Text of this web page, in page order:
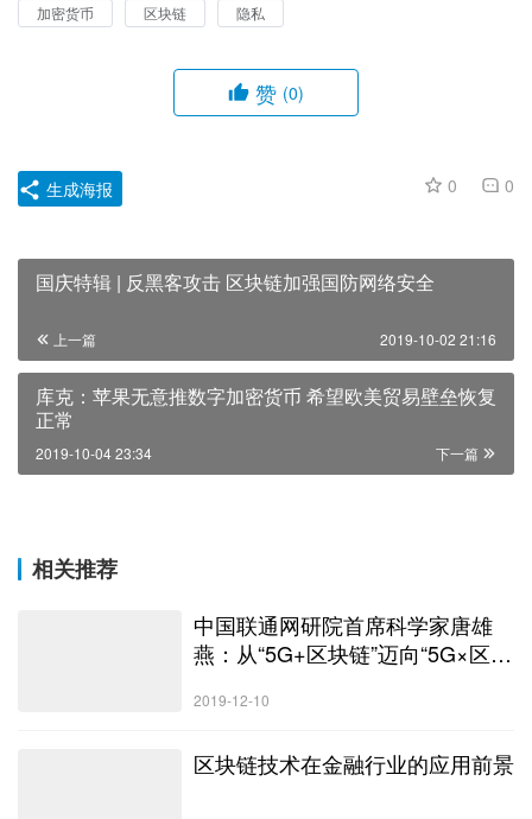
加密货币 区块链 隐私
赞 (0)
0 0
生成海报
国庆特辑 | 反黑客攻击 区块链加强国防网络安全
上一篇 2019-10-02 21:16
库克：苹果无意推数字加密货币 希望欧美贸易壁垒恢复
正常
下一篇
2019-10-04 23:34
相关推荐
中国联通网研院首席科学家唐雄
燕：从“5G+区块链”迈向“5G×区块
2019-12-10
区块链技术在金融行业的应用前景